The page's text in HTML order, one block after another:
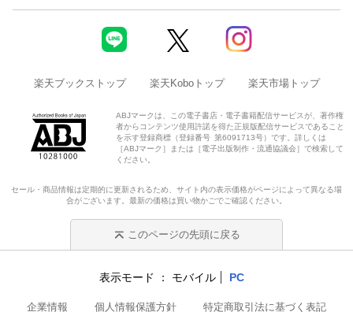
楽天ブックストップ 楽天Koboトップ 楽天市場トップ
ABJマークは、この電子書店・電子書籍配信サービスが、著作権
者からコンテンツ使用許諾を得た正規版配信サービスであること
を示す登録商標（登録番号 第6091713号）です。詳しくは
［ABJマーク］または［電子出版制作・流通協議会］で検索して
ください。
セール・商品情報は定期的に更新されるため、サイト内の表示価格がページによって異なる場
合がございます。最新の価格は買い物かごでご確認ください。
このページの先頭に戻る
表示モード モバイル PC
企業情報 個人情報保護方針 特定商取引法に基づく表記